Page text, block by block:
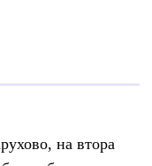
на втора